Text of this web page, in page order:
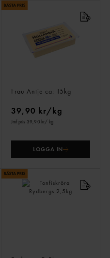
Frau Antje ca: 15kg
39,90 kr/kg
Jmf.pris 39,90 kr/ kg
LOGGA IN